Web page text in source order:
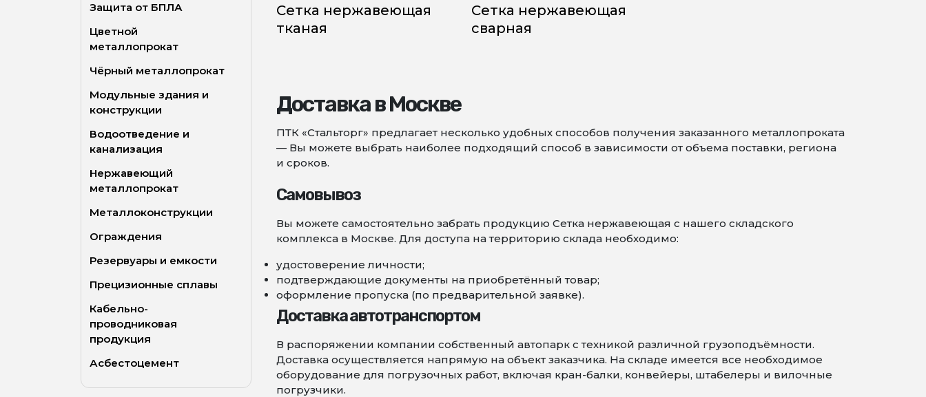
Защита от БПЛА
Цветной
металлопрокат
Чёрный металлопрокат
Модульные здания и
конструкции
Водоотведение и
канализация
Нержавеющий
металлопрокат
Металлоконструкции
Ограждения
Резервуары и емкости
Прецизионные сплавы
Кабельно-
проводниковая
продукция
Асбестоцемент
Сетка нержавеющая
тканая
Сетка нержавеющая
сварная
Доставка в Москве
ПТК «Стальторг» предлагает несколько удобных способов получения заказанного металлопроката
— Вы можете выбрать наиболее подходящий способ в зависимости от объема поставки, региона
и сроков.
Самовывоз
Вы можете самостоятельно забрать продукцию Сетка нержавеющая с нашего складского
комплекса в Москве. Для доступа на территорию склада необходимо:
удостоверение личности;
подтверждающие документы на приобретённый товар;
оформление пропуска (по предварительной заявке).
Доставка автотранспортом
В распоряжении компании собственный автопарк с техникой различной грузоподъёмности.
Доставка осуществляется напрямую на объект заказчика. На складе имеется все необходимое
оборудование для погрузочных работ, включая кран-балки, конвейеры, штабелеры и вилочные
погрузчики.